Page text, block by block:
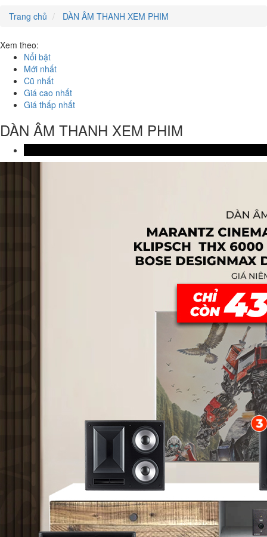
Trang chủ
DÀN ÂM THANH XEM PHIM
Xem theo:
Nổi bật
Mới nhất
Cũ nhất
Giá cao nhất
Giá thấp nhất
DÀN ÂM THANH XEM PHIM